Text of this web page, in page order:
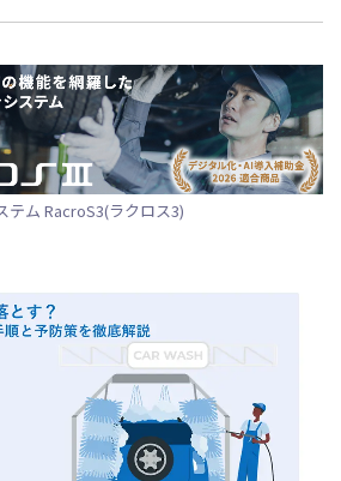
テム RacroS3(ラクロス3)